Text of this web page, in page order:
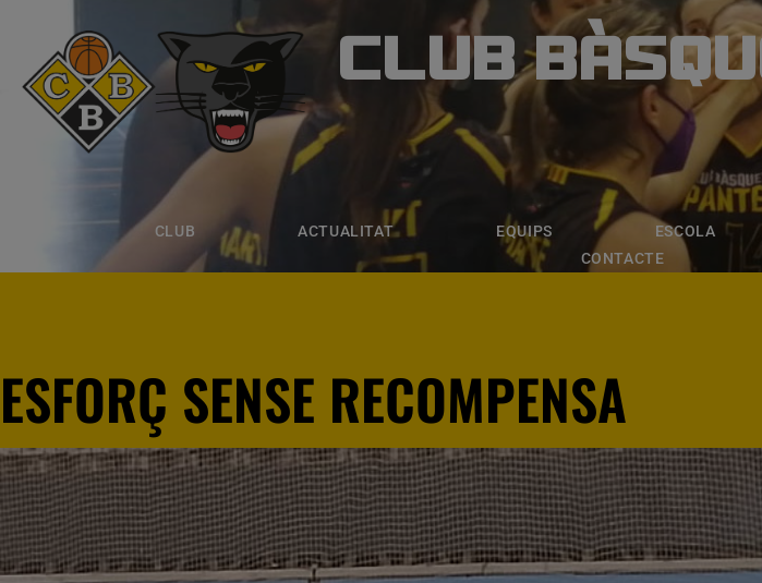
CLUB
CLUB ACTUALITAT EQUIPS ESCOLA
CONTACTE
CLUB BÀSQUET
ACTUALITAT ESCOLA
ESFORÇ SENSE RECOMPENSA